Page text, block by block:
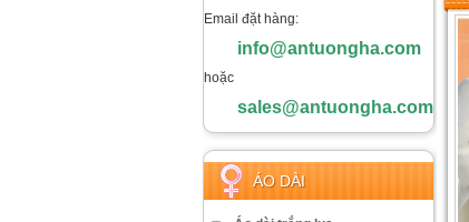
Email đặt hàng:
info@antuongha.com
hoặc
sales@antuongha.com
ÁO DÀI